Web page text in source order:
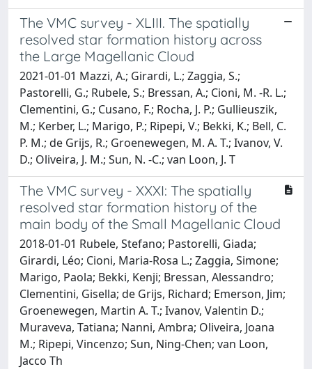
The VMC survey - XLIII. The spatially
resolved star formation history across
the Large Magellanic Cloud
2021-01-01 Mazzi, A.; Girardi, L.; Zaggia, S.;
Pastorelli, G.; Rubele, S.; Bressan, A.; Cioni, M. -R. L.;
Clementini, G.; Cusano, F.; Rocha, J. P.; Gullieuszik,
M.; Kerber, L.; Marigo, P.; Ripepi, V.; Bekki, K.; Bell, C.
P. M.; de Grijs, R.; Groenewegen, M. A. T.; Ivanov, V.
D.; Oliveira, J. M.; Sun, N. -C.; van Loon, J. T
The VMC survey - XXXI: The spatially
resolved star formation history of the
main body of the Small Magellanic Cloud
2018-01-01 Rubele, Stefano; Pastorelli, Giada;
Girardi, Léo; Cioni, Maria-Rosa L.; Zaggia, Simone;
Marigo, Paola; Bekki, Kenji; Bressan, Alessandro;
Clementini, Gisella; de Grijs, Richard; Emerson, Jim;
Groenewegen, Martin A. T.; Ivanov, Valentin D.;
Muraveva, Tatiana; Nanni, Ambra; Oliveira, Joana
M.; Ripepi, Vincenzo; Sun, Ning-Chen; van Loon,
Jacco Th